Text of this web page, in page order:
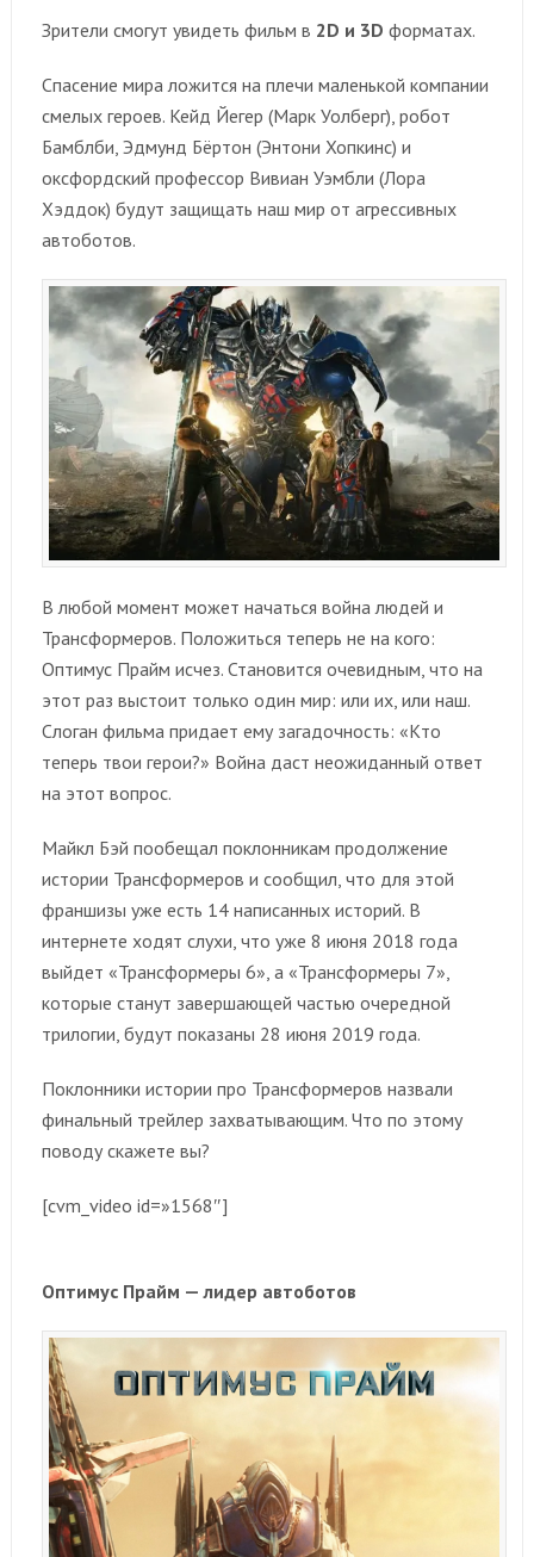
Зрители смогут увидеть фильм в 2D и 3D форматах.
Спасение мира ложится на плечи маленькой компании
смелых героев. Кейд Йегер (Марк Уолберг), робот
Бамблби, Эдмунд Бёртон (Энтони Хопкинс) и
оксфордский профессор Вивиан Уэмбли (Лора
Хэддок) будут защищать наш мир от агрессивных
автоботов.
В любой момент может начаться война людей и
Трансформеров. Положиться теперь не на кого:
Оптимус Прайм исчез. Становится очевидным, что на
этот раз выстоит только один мир: или их, или наш.
Слоган фильма придает ему загадочность: «Кто
теперь твои герои?» Война даст неожиданный ответ
на этот вопрос.
Майкл Бэй пообещал поклонникам продолжение
истории Трансформеров и сообщил, что для этой
франшизы уже есть 14 написанных историй. В
интернете ходят слухи, что уже 8 июня 2018 года
выйдет «Трансформеры 6», а «Трансформеры 7»,
которые станут завершающей частью очередной
трилогии, будут показаны 28 июня 2019 года.
Поклонники истории про Трансформеров назвали
финальный трейлер захватывающим. Что по этому
поводу скажете вы?
[cvm_video id=»1568″]
Оптимус Прайм — лидер автоботов